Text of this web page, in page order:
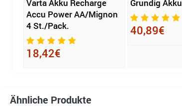
Varta Akku Recharge
Accu Power AA/Mignon
4 St./Pack.
18,42€
Grundig
40,89€
Ähnliche Produkte